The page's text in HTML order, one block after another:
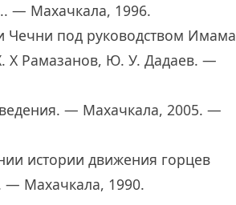
— Махачкала, 1996.
Чечни под руководством Имама
Х Рамазанов, Ю. У. Дадаев. —
— Махачкала, 2005. —
истории движения горцев
— Махачкала, 1990.